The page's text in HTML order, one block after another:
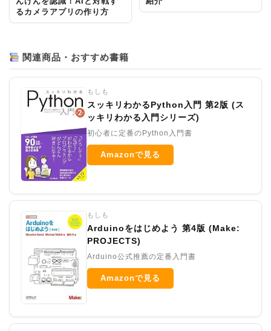
るカメラアプリの作り方
関連商品・おすすめ書籍
もしも
スッキリわかるPython入門 第2版 (ス
ッキリわかる入門シリーズ)
初心者に定番のPython入門書
Amazonで見る
もしも
Arduinoをはじめよう 第4版 (Make:
PROJECTS)
Arduino公式推薦の定番入門書
Amazonで見る